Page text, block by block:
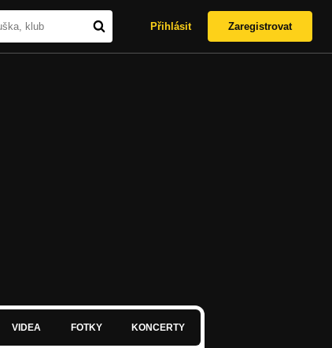
Přihlásit Zaregistrovat
VIDEA FOTKY KONCERTY